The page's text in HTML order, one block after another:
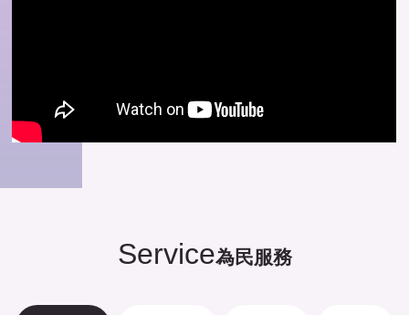
Service為民服務